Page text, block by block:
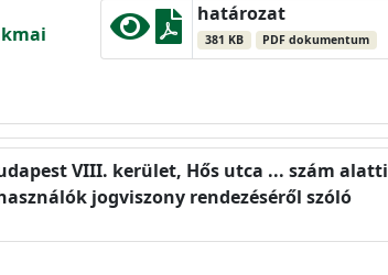
határozat
381 KB PDF dokumentum
VIII. kerület, Hős utca ... szám alatti
jogviszony rendezéséről szóló